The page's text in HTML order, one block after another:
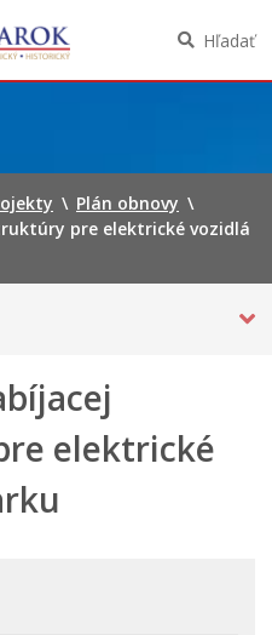
Hľadať
\ Plán obnovy \
pre elektrické vozidlá
elektrické